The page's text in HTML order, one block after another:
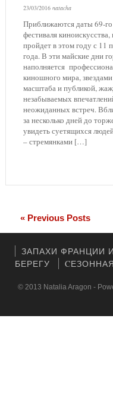
23/03/2016 natacha
Приближаются даты 69-го
фестиваля
пройдет в этом году с 11
года. В эти майские дни
наполняется
киношного мира,
масштаба и публикой,
незабываемых
неожиданных встреч.
за несколько дней до
увидеть суетящихся
– стремянками […]
« Previous Posts
ЗАПАХИ ФРАНЦИИ
БЕРЕГУ
© 2013 Natalia Aragon -